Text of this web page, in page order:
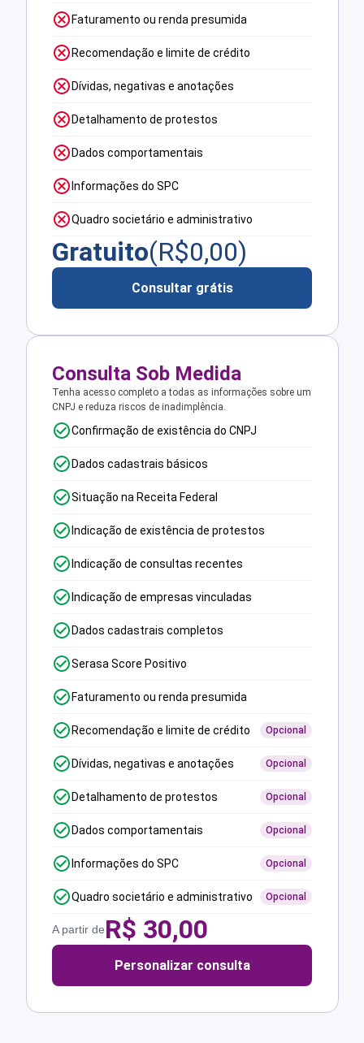
Faturamento ou renda presumida
Recomendação e limite de crédito
Dívidas, negativas e anotações
Detalhamento de protestos
Dados comportamentais
Informações do SPC
Quadro societário e administrativo
Gratuito(R$0,00)
Consultar grátis
Consulta Sob Medida
Tenha acesso completo a todas as informações sobre um
CNPJ e reduza riscos de inadimplência.
Confirmação de existência do CNPJ
Dados cadastrais básicos
Situação na Receita Federal
Indicação de existência de protestos
Indicação de consultas recentes
Indicação de empresas vinculadas
Dados cadastrais completos
Serasa Score Positivo
Faturamento ou renda presumida
Recomendação e limite de crédito Opcional
Dívidas, negativas e anotações Opcional
Detalhamento de protestos Opcional
Dados comportamentais Opcional
Informações do SPC Opcional
Quadro societário e administrativo Opcional
A partir deR$ 30,00
Personalizar consulta